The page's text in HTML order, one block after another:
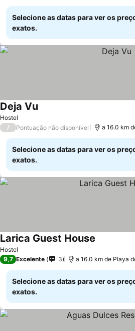
Selecione as datas para ver os
exatos.
Hostel
Deja VuVer preços
/ Pontuação não disponível a 16.0 km
Selecione as datas para ver os
exatos.
Hostel
Larica Guest House
9,7 Excelente 3 a 16.0 km de Playa
Selecione as datas para ver os
exatos.